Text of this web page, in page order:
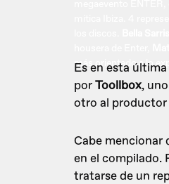
más orientado a lo
Es en esta
porToollbox,
otro al
Cabe mencionar
en el compilado.
tratarse de un